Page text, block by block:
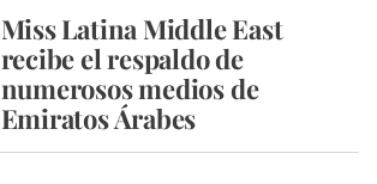
Miss Latina Middle East
recibe el respaldo de
numerosos medios de
Emiratos Árabes